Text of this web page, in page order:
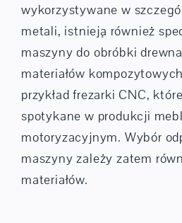
wykorzystywane w
metali, istnieją również
maszyny do obróbki
materiałów
przykład frezarki CNC,
spotykane w produkcji
motoryzacyjnym. Wybór
maszyny zależy zatem
materiałów.